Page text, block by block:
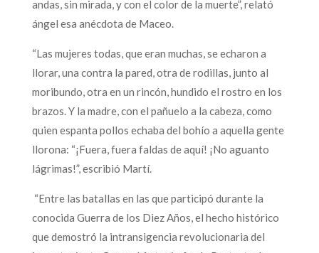
andas, sin mirada, y con el color de la muerte”, relató
ángel esa anécdota de Maceo.
“Las mujeres todas, que eran muchas, se echaron a
llorar, una contra la pared, otra de rodillas, junto al
moribundo, otra en un rincón, hundido el rostro en los
brazos. Y la madre, con el pañuelo a la cabeza, como
quien espanta pollos echaba del bohío a aquella gente
llorona: “¡Fuera, fuera faldas de aquí! ¡No aguanto
lágrimas!”, escribió Martí.
“Entre las batallas en las que participó durante la
conocida Guerra de los Diez Años, el hecho histórico
que demostró la intransigencia revolucionaria del